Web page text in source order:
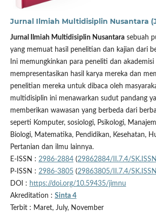
Jurnal Ilmiah Multidisiplin Nusantara
Jurnal Ilmiah Multidisiplin Nusantarasebuah
yang memuat hasil penelitian dan kajian dari
Ini memungkinkan para peneliti dan
mempresentasikan hasil karya mereka dan
penelitian mereka untuk dibaca oleh
multidisiplin ini menawarkan sudut pandang
memberikan wawasan yang berbeda dari
seperti Komputer, sosiologi, Psikologi,
Biologi, Matematika, Pendidikan, Kesehatan,
Pertanian dan ilmu lainnya.
E-ISSN : 2986-2884(29862884/II.7.4/
P-ISSN : 2986-3805(29863805/II.7.4/
DOI : https://doi.org/10.59435/jimnu
Akreditation : Sinta 4
Terbit : Maret, July, November